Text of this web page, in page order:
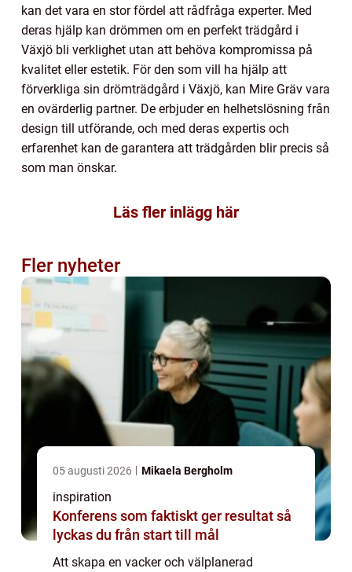
kan det vara en stor fördel att rådfråga experter. Med
deras hjälp kan drömmen om en perfekt trädgård i
Växjö bli verklighet utan att behöva kompromissa på
kvalitet eller estetik. För den som vill ha hjälp att
förverkliga sin drömträdgård i Växjö, kan Mire Gräv vara
en ovärderlig partner. De erbjuder en helhetslösning från
design till utförande, och med deras expertis och
erfarenhet kan de garantera att trädgården blir precis så
som man önskar.
Läs fler inlägg här
Fler nyheter
05 augusti 2026 Mikaela Bergholm
inspiration
Konferens som faktiskt ger resultat så
lyckas du från start till mål
Att skapa en vacker och välplanerad